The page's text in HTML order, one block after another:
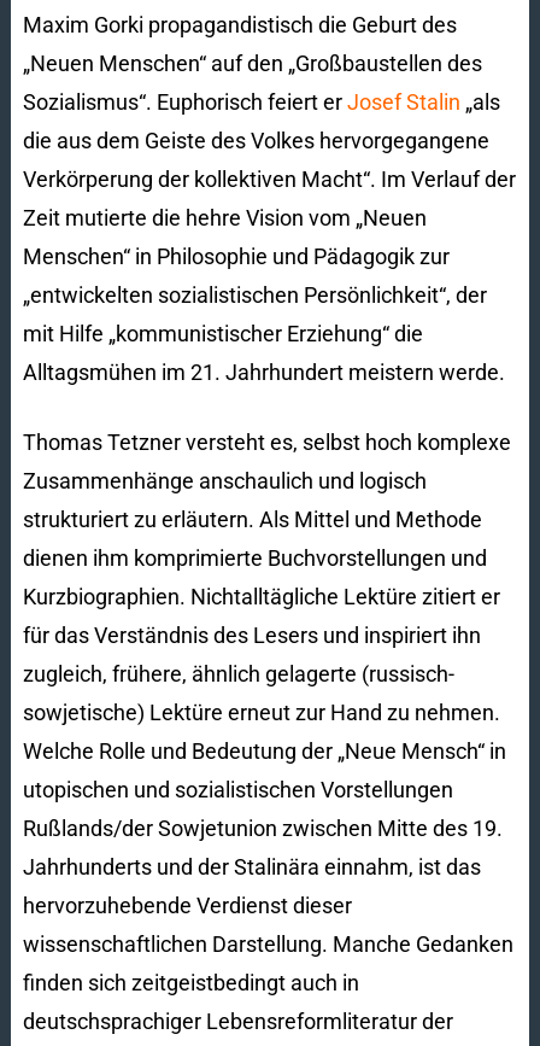
Maxim Gorki propagandistisch die Geburt des
„Neuen Menschen“ auf den „Großbaustellen des
Sozialismus“. Euphorisch feiert erJosef Stalin „als
die aus dem Geiste des Volkes hervorgegangene
Verkörperung der kollektiven Macht“. Im Verlauf der
Zeit mutierte die hehre Vision vom „Neuen
Menschen“ in Philosophie und Pädagogik zur
„entwickelten sozialistischen Persönlichkeit“, der
mit Hilfe „kommunistischer Erziehung“ die
Alltagsmühen im 21. Jahrhundert meistern werde.
Thomas Tetzner versteht es, selbst hoch komplexe
Zusammenhänge anschaulich und logisch
strukturiert zu erläutern. Als Mittel und Methode
dienen ihm komprimierte Buchvorstellungen und
Kurzbiographien. Nichtalltägliche Lektüre zitiert er
für das Verständnis des Lesers und inspiriert ihn
zugleich, frühere, ähnlich gelagerte (russisch-
sowjetische) Lektüre erneut zur Hand zu nehmen.
Welche Rolle und Bedeutung der „Neue Mensch“ in
utopischen und sozialistischen Vorstellungen
Rußlands/der Sowjetunion zwischen Mitte des 19.
Jahrhunderts und der Stalinära einnahm, ist das
hervorzuhebende Verdienst dieser
wissenschaftlichen Darstellung. Manche Gedanken
finden sich zeitgeistbedingt auch in
deutschsprachiger Lebensreformliteratur der